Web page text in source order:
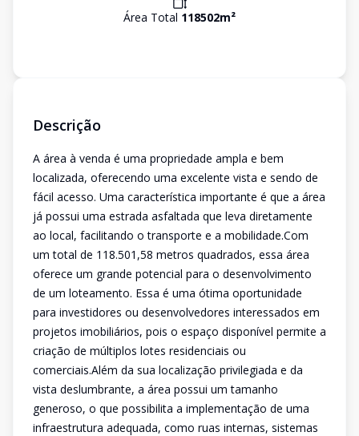
Área Total 118502m²
Descrição
A área à venda é uma propriedade ampla e bem
localizada, oferecendo uma excelente vista e sendo de
fácil acesso. Uma característica importante é que a área
já possui uma estrada asfaltada que leva diretamente
ao local, facilitando o transporte e a mobilidade.Com
um total de 118.501,58 metros quadrados, essa área
oferece um grande potencial para o desenvolvimento
de um loteamento. Essa é uma ótima oportunidade
para investidores ou desenvolvedores interessados em
projetos imobiliários, pois o espaço disponível permite a
criação de múltiplos lotes residenciais ou
comerciais.Além da sua localização privilegiada e da
vista deslumbrante, a área possui um tamanho
generoso, o que possibilita a implementação de uma
infraestrutura adequada, como ruas internas, sistemas